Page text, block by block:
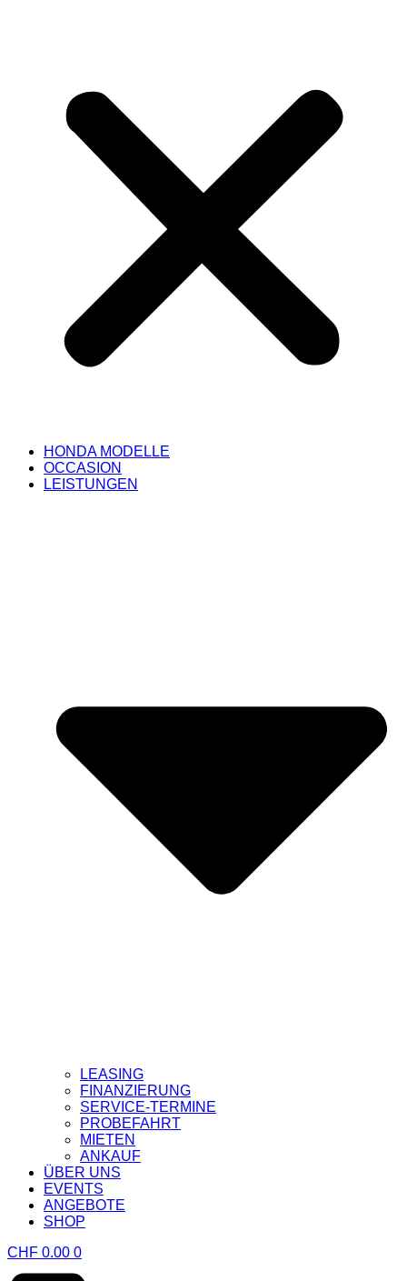
HONDA MODELLE
OCCASION
LEISTUNGEN
LEASING
FINANZIERUNG
SERVICE-TERMINE
PROBEFAHRT
MIETEN
ANKAUF
ÜBER UNS
EVENTS
ANGEBOTE
SHOP
CHF 0.00 0